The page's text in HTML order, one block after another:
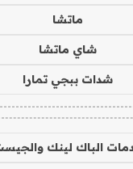
ماتشا
شاي ماتشا
شدات ببجي تمارا
الباك لينك